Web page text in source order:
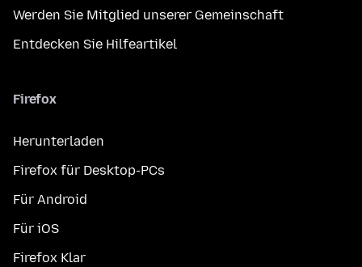
Werden Sie Mitglied unserer Gemeinschaft
Entdecken Sie Hilfeartikel
Firefox
Herunterladen
Firefox für Desktop-PCs
Für Android
Für iOS
Firefox Klar